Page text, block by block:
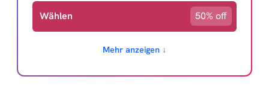
Wählen 50% off
Mehr anzeigen ↓